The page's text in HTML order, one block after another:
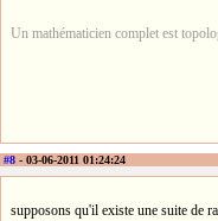
Un mathématicien complet est
#8 - 03-06-2011 01:24:24
supposons qu'il existe une suite de